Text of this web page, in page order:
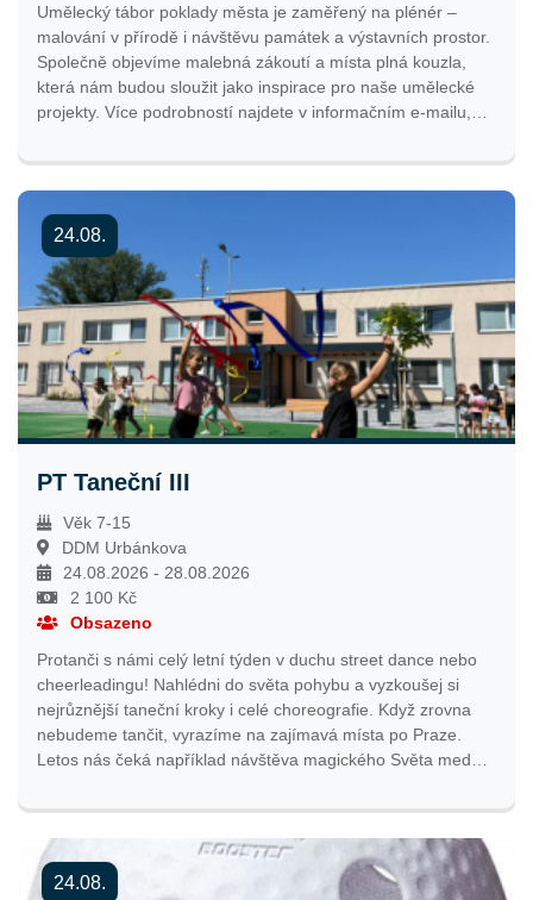
Umělecký tábor poklady města je zaměřený na plénér –
malování v přírodě i návštěvu památek a výstavních prostor.
Společně objevíme malebná zákoutí a místa plná kouzla,
která nám budou sloužit jako inspirace pro naše umělecké
projekty. Více podrobností najdete v informačním e-mailu,
Přihlašování bude spuštěno 2. 2. 2026 ve 12:00 hodin.
24.08.
PT Taneční III
Věk 7-15
DDM Urbánkova
24.08.2026 - 28.08.2026
2 100 Kč
Obsazeno
Protanči s námi celý letní týden v duchu street dance nebo
cheerleadingu! Nahlédni do světa pohybu a vyzkoušej si
nejrůznější taneční kroky i celé choreografie. Když zrovna
nebudeme tančit, vyrazíme na zajímavá místa po Praze.
Letos nás čeká například návštěva magického Světa medúz
dny plné pohybu, tvoření kostýmů, rekvizit a neutuchající
zábavy! Přidejte se k nám a prožijte nezapomenutelný týden
v pohybu, s novými přáteli a spoustou zážitků. Tábor je
vhodný pro děti všech úrovní, ať už s tancem teprve začínají,
24.08.